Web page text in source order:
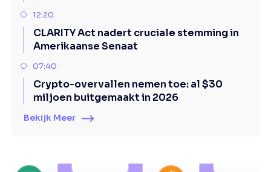
12:20
CLARITY Act nadert cruciale stemming in
Amerikaanse Senaat
07:40
Crypto-overvallen nemen toe: al $30
miljoen buitgemaakt in 2026
Bekijk Meer